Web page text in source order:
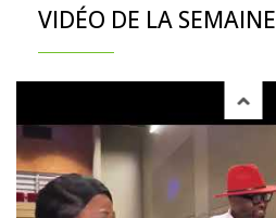
VIDÉO DE LA SEMAINE